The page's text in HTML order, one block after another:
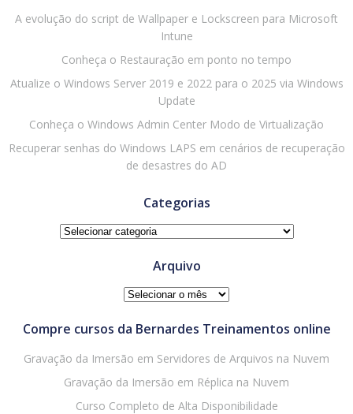
A evolução do script de Wallpaper e Lockscreen para Microsoft
Intune
Conheça o Restauração em ponto no tempo
Atualize o Windows Server 2019 e 2022 para o 2025 via Windows
Update
Conheça o Windows Admin Center Modo de Virtualização
Recuperar senhas do Windows LAPS em cenários de recuperação
de desastres do AD
Categorias
Categorias
Arquivo
Arquivo
Compre cursos da Bernardes Treinamentos online
Gravação da Imersão em Servidores de Arquivos na Nuvem
Gravação da Imersão em Réplica na Nuvem
Curso Completo de Alta Disponibilidade